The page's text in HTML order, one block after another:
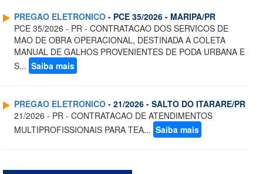
PREGAO ELETRONICO - PCE 35/2026 - MARIPA/PR
PCE 35/2026 - PR - CONTRATACAO DOS SERVICOS DE
MAO DE OBRA OPERACIONAL, DESTINADA A COLETA
MANUAL DE GALHOS PROVENIENTES DE PODA URBANA E
S... Saiba mais
PREGAO ELETRONICO - 21/2026 - SALTO DO ITARARE/PR
21/2026 - PR - CONTRATACAO DE ATENDIMENTOS
MULTIPROFISSIONAIS PARA TEA... Saiba mais